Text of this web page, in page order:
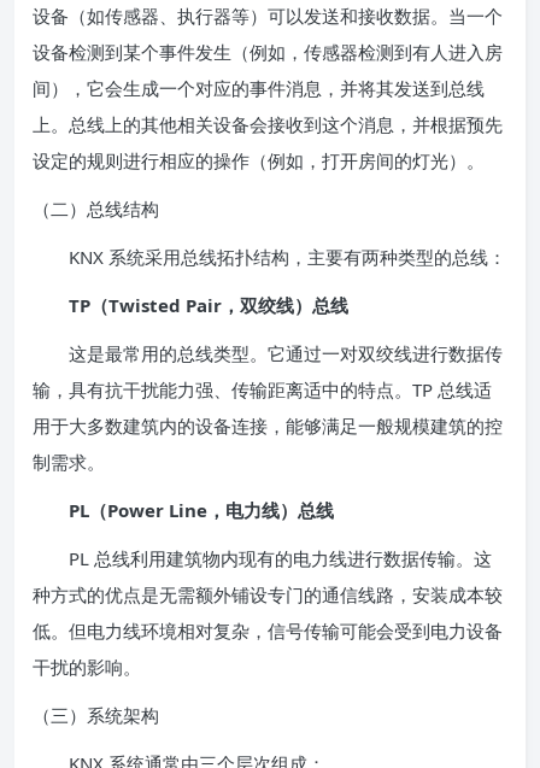
设备（如传感器、执行器等）可以发送和接收数据。当一个
设备检测到某个事件发生（例如，传感器检测到有人进入房
间），它会生成一个对应的事件消息，并将其发送到总线
上。总线上的其他相关设备会接收到这个消息，并根据预先
设定的规则进行相应的操作（例如，打开房间的灯光）。
（二）总线结构
KNX 系统采用总线拓扑结构，主要有两种类型的总线：
TP（Twisted Pair，双绞线）总线
这是最常用的总线类型。它通过一对双绞线进行数据传
输，具有抗干扰能力强、传输距离适中的特点。TP 总线适
用于大多数建筑内的设备连接，能够满足一般规模建筑的控
制需求。
PL（Power Line，电力线）总线
PL 总线利用建筑物内现有的电力线进行数据传输。这
种方式的优点是无需额外铺设专门的通信线路，安装成本较
低。但电力线环境相对复杂，信号传输可能会受到电力设备
干扰的影响。
（三）系统架构
KNX 系统通常由三个层次组成：